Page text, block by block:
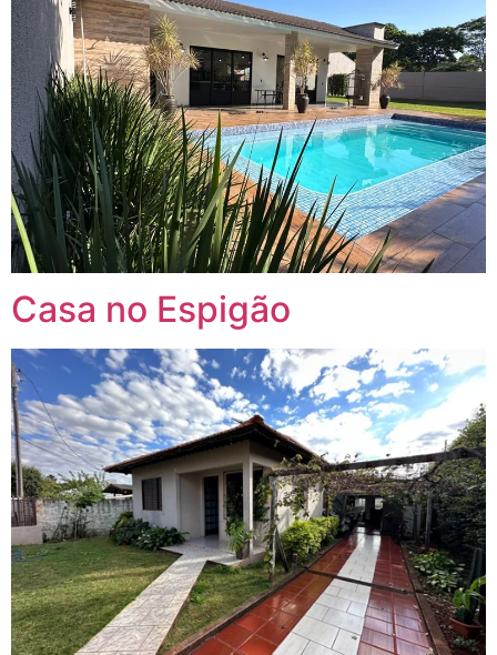
Casa no Espigão